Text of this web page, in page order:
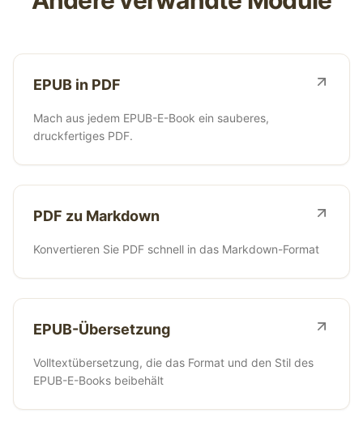
EPUB in PDF
Mach aus jedem EPUB-E-Book ein sauberes,
druckfertiges PDF.
PDF zu Markdown
Konvertieren Sie PDF schnell in das Markdown-Format
EPUB-Übersetzung
Volltextübersetzung, die das Format und den Stil des
EPUB-E-Books beibehält